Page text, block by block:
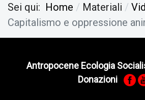
Sei qui: Home Materiali
Capitalismo e oppressione
Antropocene Ecologia
Donazioni